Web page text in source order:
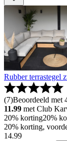
Rubber terrastegel
(7)Beoordeeld met
11.99 met Club
20% korting20%
20% korting,
14.99